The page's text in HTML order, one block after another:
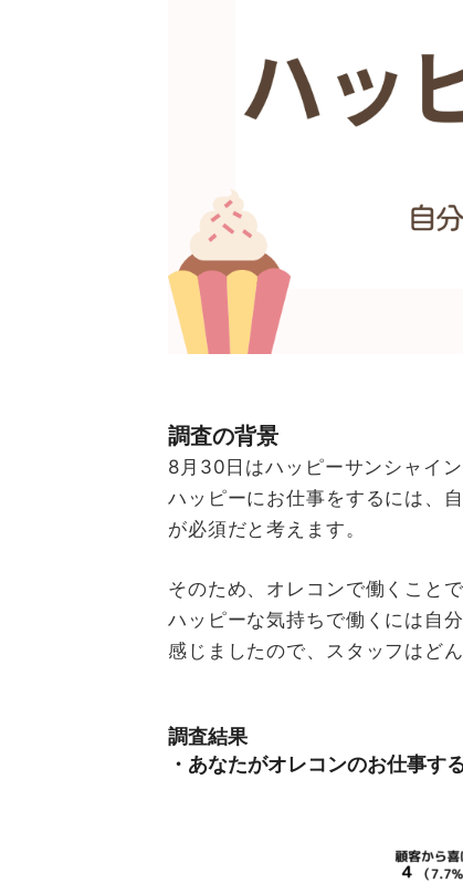
調査の背景
8月30日はハッピーサンシャイ
ハッピーにお仕事をするには、
が必須だと考えます。
そのため、オレコンで働くこと
ハッピーな気持ちで働くには自
感じましたので、スタッフはど
調査結果
・あなたがオレコンのお仕事す